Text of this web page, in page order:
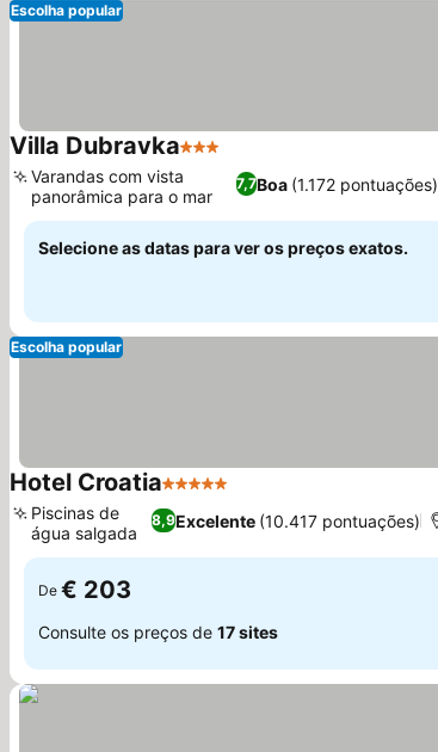
Escolha popular
Villa Dubravka3 Estrelas
7,7Boa (1.172 pontuações)
Varandas com vista
panorâmica para o mar
Selecione as datas para ver os preços exatos.
Escolha popular
Hotel Croatia5 Estrelas
8,9Excelente (10.417 pontuações)
Piscinas de
água salgada
De € 203
Consulte os preços de 17 sites